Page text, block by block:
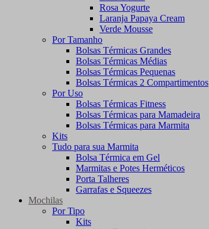
Rosa Yogurte
Laranja Papaya Cream
Verde Mousse
Por Tamanho
Bolsas Térmicas Grandes
Bolsas Térmicas Médias
Bolsas Térmicas Pequenas
Bolsas Térmicas 2 Compartimentos
Por Uso
Bolsas Térmicas Fitness
Bolsas Térmicas para Mamadeira
Bolsas Térmicas para Marmita
Kits
Tudo para sua Marmita
Bolsa Térmica em Gel
Marmitas e Potes Herméticos
Porta Talheres
Garrafas e Squeezes
Mochilas
Por Tipo
Kits